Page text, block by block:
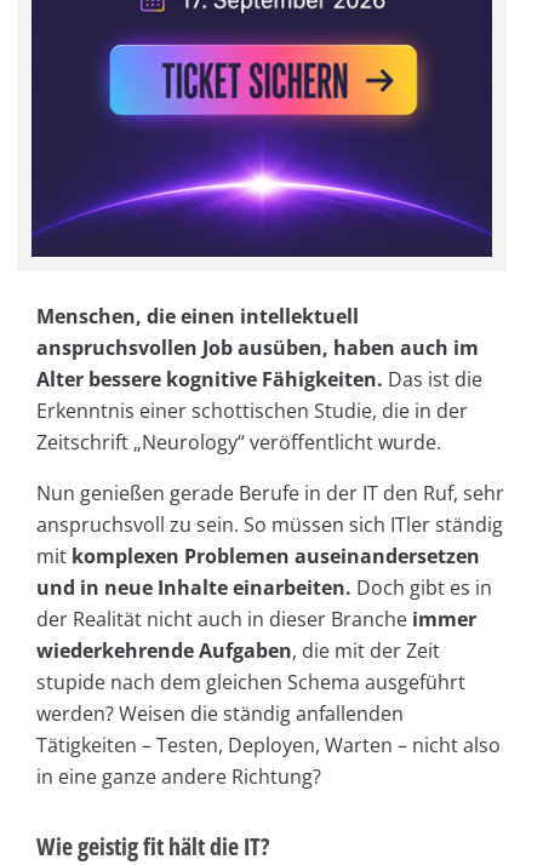
Menschen, die einen intellektuell
anspruchsvollen Job ausüben, haben auch im
Alter bessere kognitive Fähigkeiten. Das ist die
Erkenntnis einer schottischen Studie, die in der
Zeitschrift „Neurology“ veröffentlicht wurde.
Nun genießen gerade Berufe in der IT den Ruf, sehr
anspruchsvoll zu sein. So müssen sich ITler ständig
mit komplexen Problemen auseinandersetzen
und in neue Inhalte einarbeiten. Doch gibt es in
der Realität nicht auch in dieser Branche immer
wiederkehrende Aufgaben, die mit der Zeit
stupide nach dem gleichen Schema ausgeführt
werden? Weisen die ständig anfallenden
Tätigkeiten – Testen, Deployen, Warten – nicht also
in eine ganze andere Richtung?
Wie geistig fit hält die IT?